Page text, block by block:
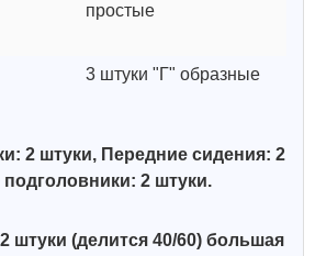
простые
3 штуки "Г" образные
2 штуки, Передние сидения: 2
2 штуки.
штуки (делится 40/60) большая